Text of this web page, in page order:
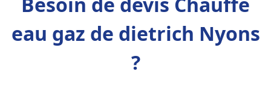
eau gaz de dietrich Nyons
?